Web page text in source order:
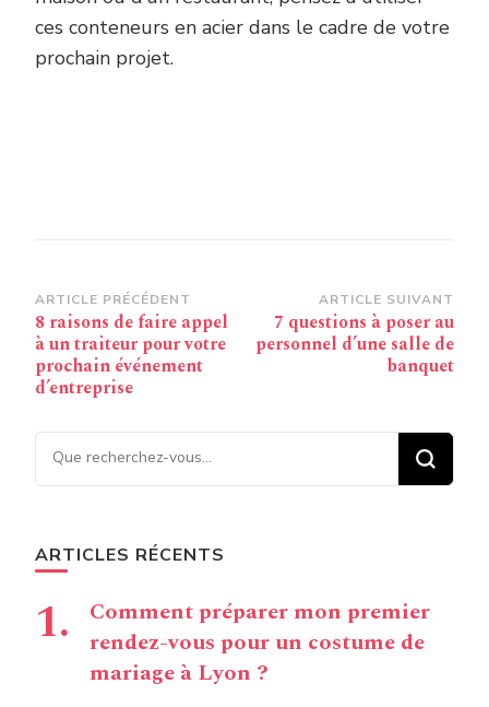
ces conteneurs en acier dans le cadre de votre
prochain projet.
Navigation
d’article
ARTICLE PRÉCÉDENT
8 raisons de faire appel
à un traiteur pour votre
prochain événement
d’entreprise
ARTICLE SUIVANT
7 questions à poser au
personnel d’une salle de
banquet
Vous recherchiez quelque
chose ?
ARTICLES RÉCENTS
Comment préparer mon premier
rendez-vous pour un costume de
mariage à Lyon ?